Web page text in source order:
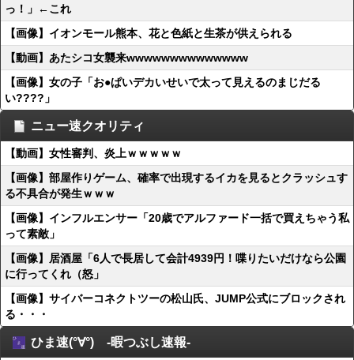
っ！」←これ
【画像】イオンモール熊本、花と色紙と生茶が供えられる
【動画】あたシコ女襲来wwwwwwwwwwwwww
【画像】女の子「お●ぱいデカいせいで太って見えるのまじだる
い????」
ニュー速クオリティ
【動画】女性審判、炎上ｗｗｗｗｗ
【画像】部屋作りゲーム、確率で出現するイカを見るとクラッシュす
る不具合が発生ｗｗｗ
【画像】インフルエンサー「20歳でアルファード一括で買えちゃう私
って素敵」
【画像】居酒屋「6人で長居して会計4939円！喋りたいだけなら公園
に行ってくれ（怒」
【画像】サイバーコネクトツーの松山氏、JUMP公式にブロックされ
る・・・
ひま速(°∀°) -暇つぶし速報-